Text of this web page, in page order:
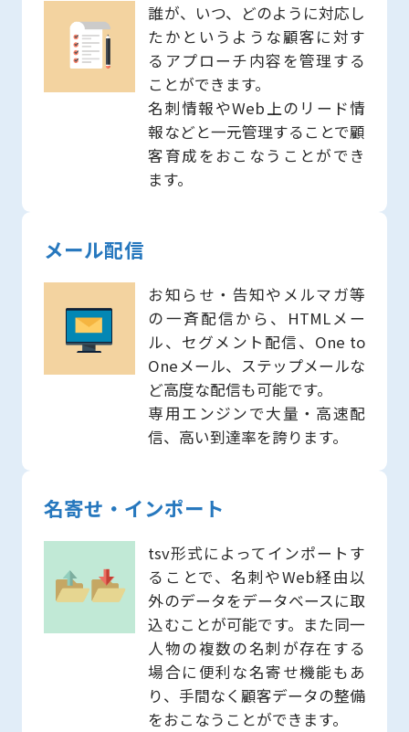
誰が、いつ、どのように対応し
たかというような顧客に対す
るアプローチ内容を管理する
ことができます。
名刺情報やWeb上のリード情
報などと一元管理することで顧
客育成をおこなうことができ
ます。
メール配信
お知らせ・告知やメルマガ等
の一斉配信から、HTMLメー
ル、セグメント配信、One to
Oneメール、ステップメールな
ど高度な配信も可能です。
専用エンジンで大量・高速配
信、高い到達率を誇ります。
名寄せ・インポート
tsv形式によってインポートす
ることで、名刺やWeb経由以
外のデータをデータベースに取
込むことが可能です。また同一
人物の複数の名刺が存在する
場合に便利な名寄せ機能もあ
り、手間なく顧客データの整備
をおこなうことができます。